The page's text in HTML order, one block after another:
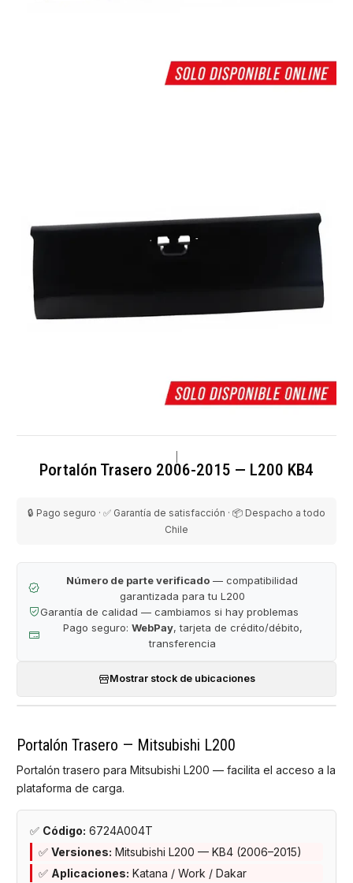
Portalón Trasero 2006-2015 — L200 KB4
🔒 Pago seguro · ✅ Garantía de satisfacción · 📦 Despacho a todo
Chile
Número de parte verificado — compatibilidad
garantizada para tu L200
Garantía de calidad — cambiamos si hay problemas
Pago seguro: WebPay, tarjeta de crédito/débito,
transferencia
Mostrar stock de ubicaciones
Portalón Trasero — Mitsubishi L200
Portalón trasero para Mitsubishi L200 — facilita el acceso a la
plataforma de carga.
✅ Código: 6724A004T
✅ Versiones: Mitsubishi L200 — KB4 (2006–2015)
✅ Aplicaciones: Katana / Work / Dakar